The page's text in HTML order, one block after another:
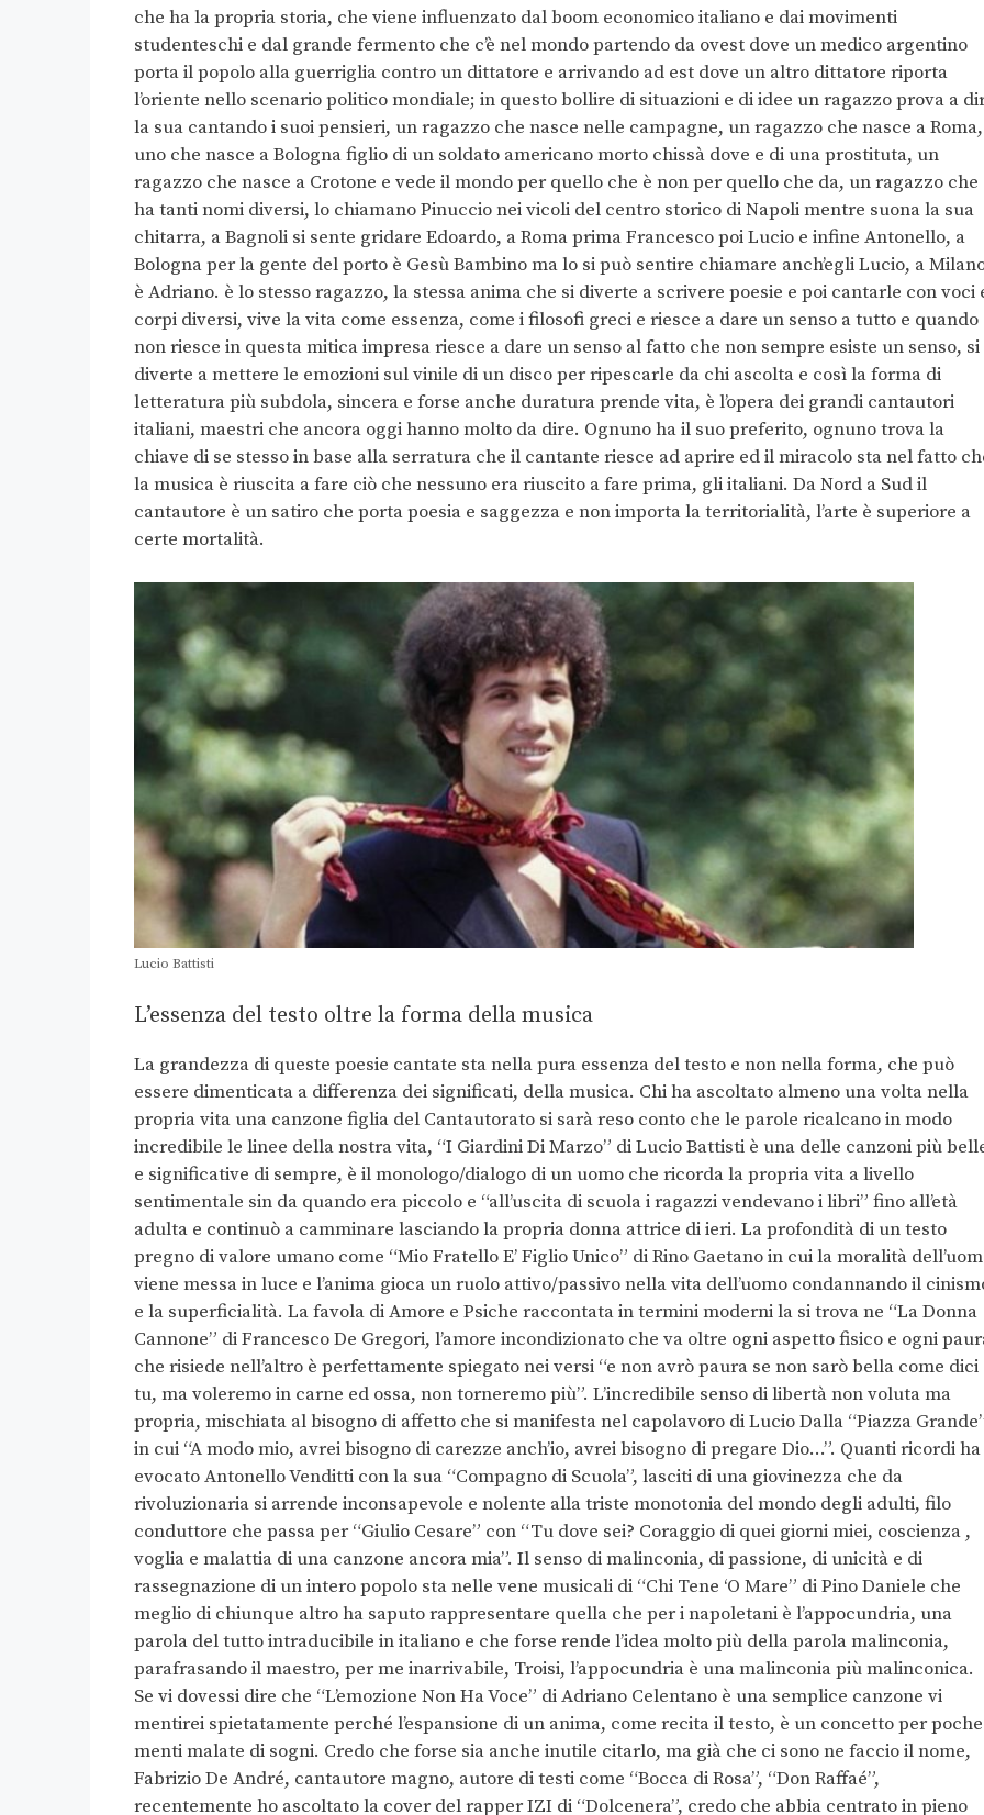
che ha la propria storia, che viene influenzato dal boom economico italiano e dai movimenti
studenteschi e dal grande fermento che c’è nel mondo partendo da ovest dove un medico argentino
porta il popolo alla guerriglia contro un dittatore e arrivando ad est dove un altro dittatore riporta
l’oriente nello scenario politico mondiale; in questo bollire di situazioni e di idee un ragazzo prova a
la sua cantando i suoi pensieri, un ragazzo che nasce nelle campagne, un ragazzo che nasce a Roma,
uno che nasce a Bologna figlio di un soldato americano morto chissà dove e di una prostituta, un
ragazzo che nasce a Crotone e vede il mondo per quello che è non per quello che da, un ragazzo che
ha tanti nomi diversi, lo chiamano Pinuccio nei vicoli del centro storico di Napoli mentre suona la sua
chitarra, a Bagnoli si sente gridare Edoardo, a Roma prima Francesco poi Lucio e infine Antonello, a
Bologna per la gente del porto è Gesù Bambino ma lo si può sentire chiamare anch’egli Lucio, a
è Adriano. è lo stesso ragazzo, la stessa anima che si diverte a scrivere poesie e poi cantarle con voci
corpi diversi, vive la vita come essenza, come i filosofi greci e riesce a dare un senso a tutto e quando
non riesce in questa mitica impresa riesce a dare un senso al fatto che non sempre esiste un senso, si
diverte a mettere le emozioni sul vinile di un disco per ripescarle da chi ascolta e così la forma di
letteratura più subdola, sincera e forse anche duratura prende vita, è l’opera dei grandi cantautori
italiani, maestri che ancora oggi hanno molto da dire. Ognuno ha il suo preferito, ognuno trova la
chiave di se stesso in base alla serratura che il cantante riesce ad aprire ed il miracolo sta nel fatto
la musica è riuscita a fare ciò che nessuno era riuscito a fare prima, gli italiani. Da Nord a Sud il
cantautore è un satiro che porta poesia e saggezza e non importa la territorialità, l’arte è superiore a
certe mortalità.
Lucio Battisti
L’essenza del testo oltre la forma della musica
La grandezza di queste poesie cantate sta nella pura essenza del testo e non nella forma, che può
essere dimenticata a differenza dei significati, della musica. Chi ha ascoltato almeno una volta nella
propria vita una canzone figlia del Cantautorato si sarà reso conto che le parole ricalcano in modo
incredibile le linee della nostra vita, “I Giardini Di Marzo” di Lucio Battisti è una delle canzoni più
e significative di sempre, è il monologo/dialogo di un uomo che ricorda la propria vita a livello
sentimentale sin da quando era piccolo e “all’uscita di scuola i ragazzi vendevano i libri” fino all’età
adulta e continuò a camminare lasciando la propria donna attrice di ieri. La profondità di un testo
pregno di valore umano come “Mio Fratello E’ Figlio Unico” di Rino Gaetano in cui la moralità
viene messa in luce e l’anima gioca un ruolo attivo/passivo nella vita dell’uomo condannando il
e la superficialità. La favola di Amore e Psiche raccontata in termini moderni la si trova ne “La Donna
Cannone” di Francesco De Gregori, l’amore incondizionato che va oltre ogni aspetto fisico e ogni
che risiede nell’altro è perfettamente spiegato nei versi “e non avrò paura se non sarò bella come dici
tu, ma voleremo in carne ed ossa, non torneremo più”. L’incredibile senso di libertà non voluta ma
propria, mischiata al bisogno di affetto che si manifesta nel capolavoro di Lucio Dalla “Piazza
in cui “A modo mio, avrei bisogno di carezze anch’io, avrei bisogno di pregare Dio…”. Quanti ricordi ha
evocato Antonello Venditti con la sua “Compagno di Scuola”, lasciti di una giovinezza che da
rivoluzionaria si arrende inconsapevole e nolente alla triste monotonia del mondo degli adulti, filo
conduttore che passa per “Giulio Cesare” con “Tu dove sei? Coraggio di quei giorni miei, coscienza ,
voglia e malattia di una canzone ancora mia”. Il senso di malinconia, di passione, di unicità e di
rassegnazione di un intero popolo sta nelle vene musicali di “Chi Tene ‘O Mare” di Pino Daniele che
meglio di chiunque altro ha saputo rappresentare quella che per i napoletani è l’appocundria, una
parola del tutto intraducibile in italiano e che forse rende l’idea molto più della parola malinconia,
parafrasando il maestro, per me inarrivabile, Troisi, l’appocundria è una malinconia più malinconica.
Se vi dovessi dire che “L’emozione Non Ha Voce” di Adriano Celentano è una semplice canzone vi
mentirei spietatamente perché l’espansione di un anima, come recita il testo, è un concetto per poche
menti malate di sogni. Credo che forse sia anche inutile citarlo, ma già che ci sono ne faccio il nome,
Fabrizio De André, cantautore magno, autore di testi come “Bocca di Rosa”, “Don Raffaé”,
recentemente ho ascoltato la cover del rapper IZI di “Dolcenera”, credo che abbia centrato in pieno